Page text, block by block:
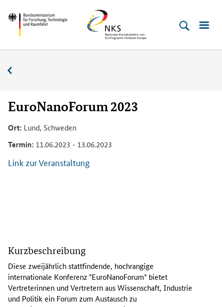
zum
Inhalt
(Eingabetaste)
zum
Hauptmenu
(Eingabetaste)
zur
Suche
(Eingabetaste)
zur
Fußleiste
(Enter)
Bundesministerium
Technologie
Raumfahrt
Horizont
Europa
EuroNanoForum 2023
Ort: Lund, Schweden
Termin: 11.06.2023 - 13.06.2023
Link zur Veranstaltung
e
s
e
h
o
Kurzbeschreibung
Diese zweijährlich stattfindende, hochrangige
internationale Konferenz "EuroNanoForum" bietet
Vertreterinnen und Vertretern aus Wissenschaft, Industrie
und Politik ein Forum zum Austausch zu